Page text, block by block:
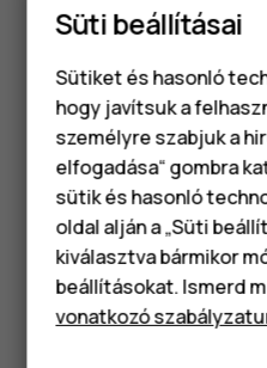
Klasszikus
Tartozékok
Táblagépek
Koppintson asend
E-mailek olvasása és
Koppintson aGmail
Koppintson arra az
olvasni.
Az üzenet
vagy amore_vert>Válasz
E-mail törlése
Süti beállításai
Sütiket és hasonló
hogy javítsuk a
személyre szabjuk a
elfogadása“ gombra
sütik és hasonló
oldal alján a „Süti
kiválasztva bármikor
beállításokat. Ismerd
vonatkozó